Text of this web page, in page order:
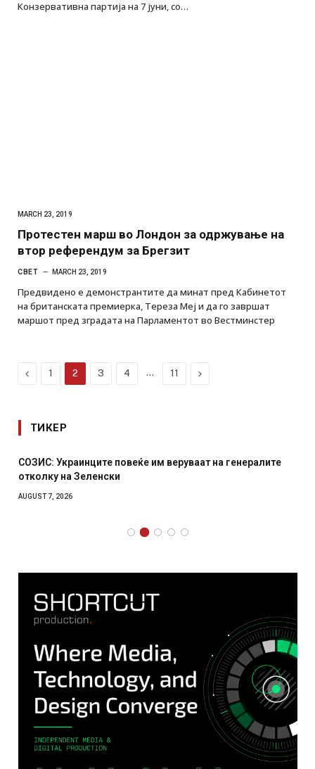
Конзервативна партија на 7 јуни, со…
MARCH 23, 2019
Протестен марш во Лондон за одржување на
втор референдум за Брегзит
СВЕТ MARCH 23, 2019
Предвидено е демонстрантите да минат пред Кабинетот
на британската премиерка, Тереза Меј и да го завршат
маршот пред зградата на Парламентот во Вестминстер
Previous
1 2 3 4 … 11 Next
ТИКЕР
СОЗИС: Украинците повеќе им веруваат на генералите
отколку на Зеленски
AUGUST 7, 2026